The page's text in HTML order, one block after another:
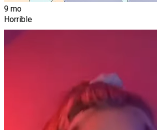
9 mo
Horrible